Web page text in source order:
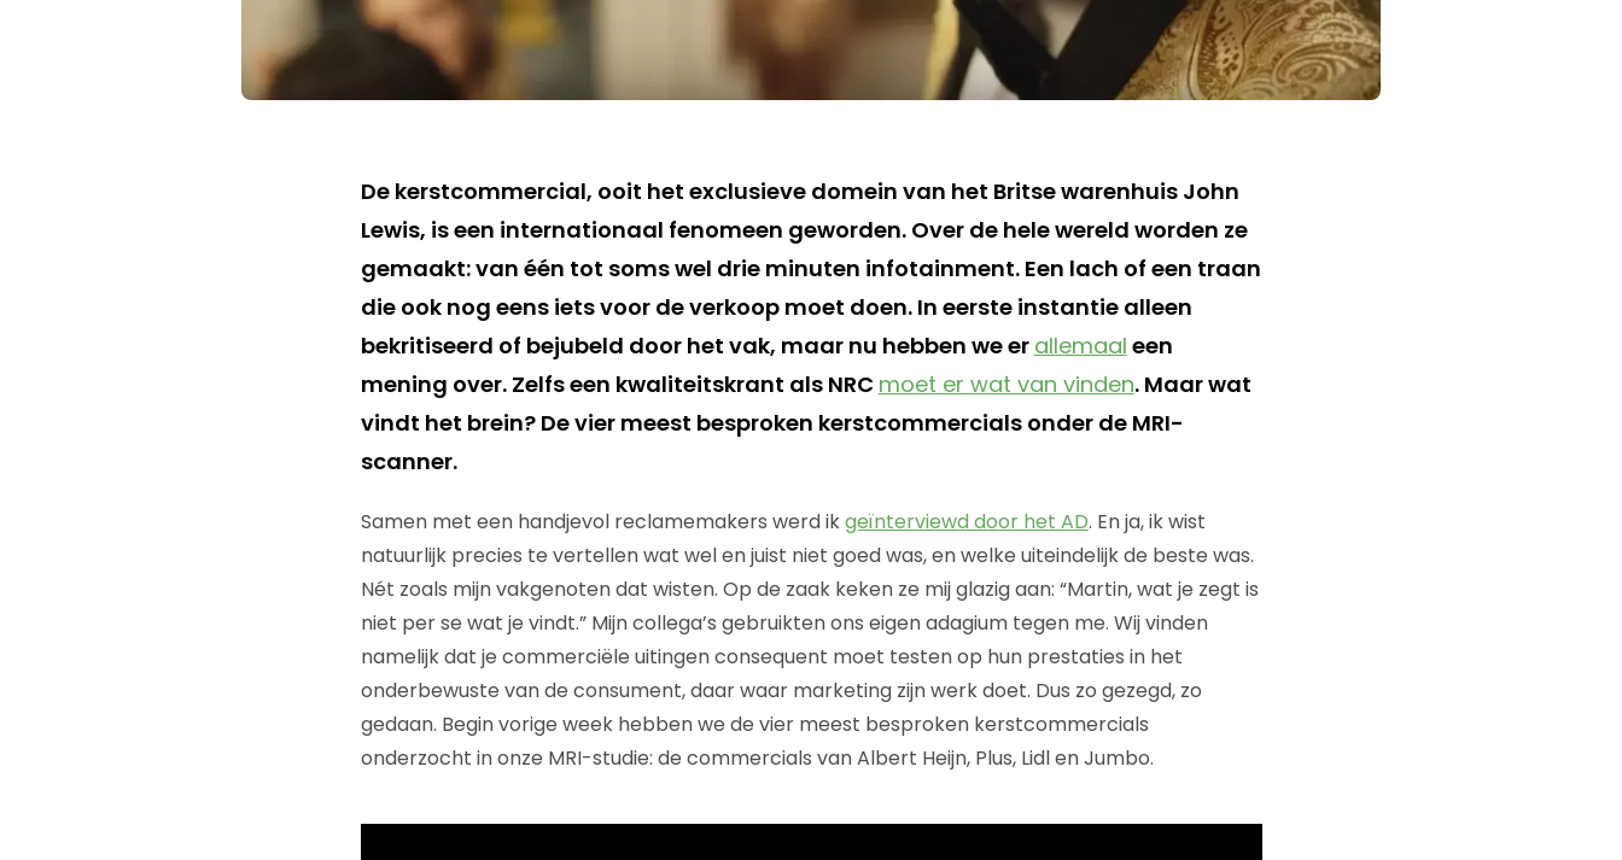
De kerstcommercial, ooit het exclusieve domein van het Britse warenhuis John
Lewis, is een internationaal fenomeen geworden. Over de hele wereld worden ze
gemaakt: van één tot soms wel drie minuten infotainment. Een lach of een traan
die ook nog eens iets voor de verkoop moet doen. In eerste instantie alleen
bekritiseerd of bejubeld door het vak, maar nu hebben we er allemaal een
mening over. Zelfs een kwaliteitskrant als NRC moet er wat van vinden. Maar wat
vindt het brein? De vier meest besproken kerstcommercials onder de MRI-
scanner.
Samen met een handjevol reclamemakers werd ikgeïnterviewd door het AD. En ja, ik wist
natuurlijk precies te vertellen wat wel en juist niet goed was, en welke uiteindelijk de beste was.
Nét zoals mijn vakgenoten dat wisten. Op de zaak keken ze mij glazig aan: “Martin, wat je zegt is
niet per se wat je vindt.” Mijn collega’s gebruikten ons eigen adagium tegen me. Wij vinden
namelijk dat je commerciële uitingen consequent moet testen op hun prestaties in het
onderbewuste van de consument, daar waar marketing zijn werk doet. Dus zo gezegd, zo
gedaan. Begin vorige week hebben we de vier meest besproken kerstcommercials
onderzocht in onze MRI-studie: de commercials van Albert Heijn, Plus, Lidl en Jumbo.